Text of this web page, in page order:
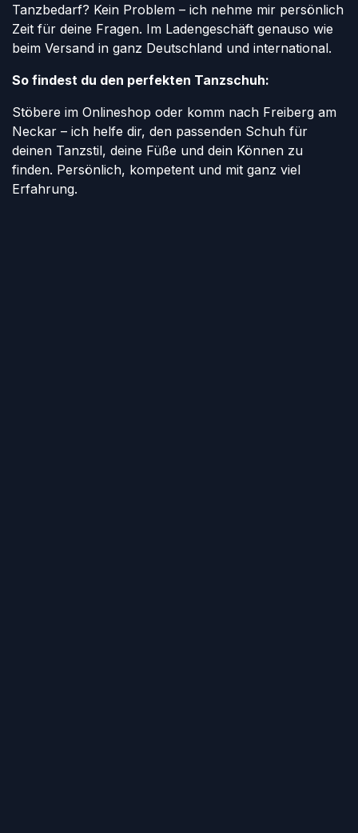
Tanzbedarf? Kein Problem – ich nehme mir persönlich
Zeit für deine Fragen. Im Ladengeschäft genauso wie
beim Versand in ganz Deutschland und international.
So findest du den perfekten Tanzschuh:
Stöbere im Onlineshop oder komm nach Freiberg am
Neckar – ich helfe dir, den passenden Schuh für
deinen Tanzstil, deine Füße und dein Können zu
finden. Persönlich, kompetent und mit ganz viel
Erfahrung.